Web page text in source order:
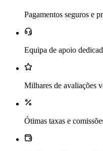
Pagamentos seguros e
Equipa de apoio
Milhares de avaliações
Ótimas taxas e